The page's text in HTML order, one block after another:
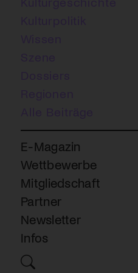
E-Magazin
Wettbewerbe
Mitgliedschaft
Partner
Newsletter
Infos